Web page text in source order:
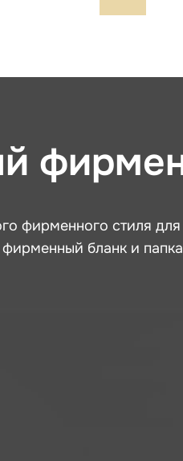
фирменного стиля
бланк и